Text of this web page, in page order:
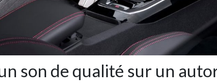
son de qualité sur un